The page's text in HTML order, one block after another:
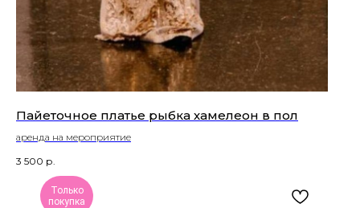
Пайеточное платье рыбка хамелеон в пол
аренда на мероприятие
3 500 р.
Только
покупка